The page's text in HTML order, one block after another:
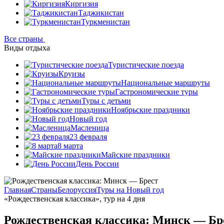
Киргизия
Таджикистан
Туркменистан
Все страны
Виды отдыха
Туристические поезда
Круизы
Национальные маршруты
Гастрономические туры
Туры с детьми
Ноябрьские праздники
Новый год
Масленица
23 февраля
8 марта
Майские праздники
День России
ГлавнаяСтраныБелоруссияТуры на Новый год
«Рождественская классика», тур на 4 дня
Рождественская классика: Минск —